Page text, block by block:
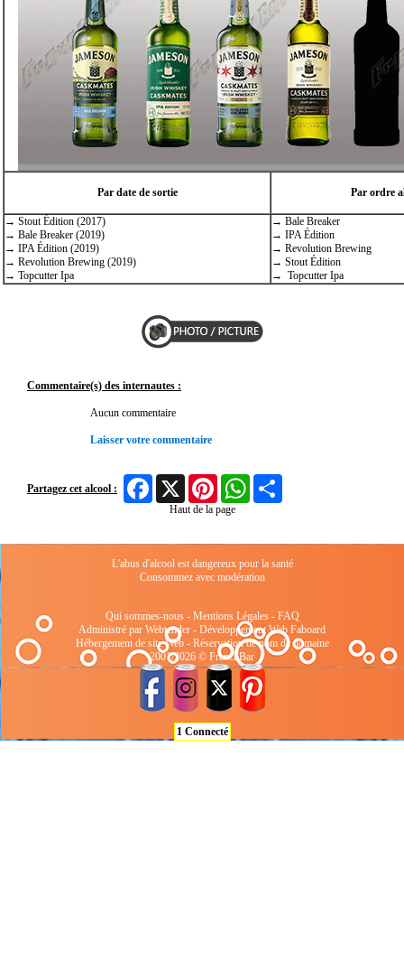
Par date de sortie Par ordre
→ Stout Édition (2017)
→ Bale Breaker (2019)
→ IPA Édition (2019)
→ Revolution Brewing (2019)
→ Topcutter Ipa
→ Bale Breaker
→ IPA Édition
→ Revolution Brewing
→ Stout Édition
→ Topcutter Ipa
Commentaire(s) des internautes :
Aucun commentaire
Laisser votre commentaire
Partagez cet alcool :
FacebookX Pinterest WhatsApp
Haut de la page
L'abus d'alcool est dangereux pour la santé
Consommez avec modération
Qui sommes-nous- Mentions Légales- FAQ
Administré par Webtender - Développement Web Faboard
Hébergement de site Web- Réservation de nom de domaine
2001/2026 © FrenchBar
1 Connecté